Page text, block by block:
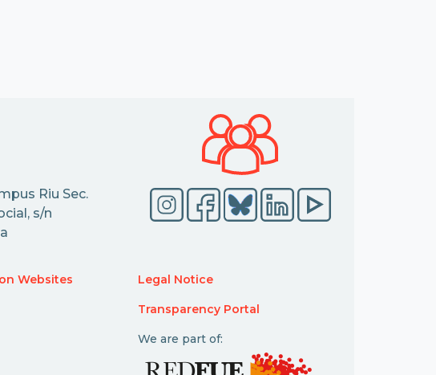
Riu Sec.
s/n
Websites Legal Notice
Transparency Portal
We are part of: